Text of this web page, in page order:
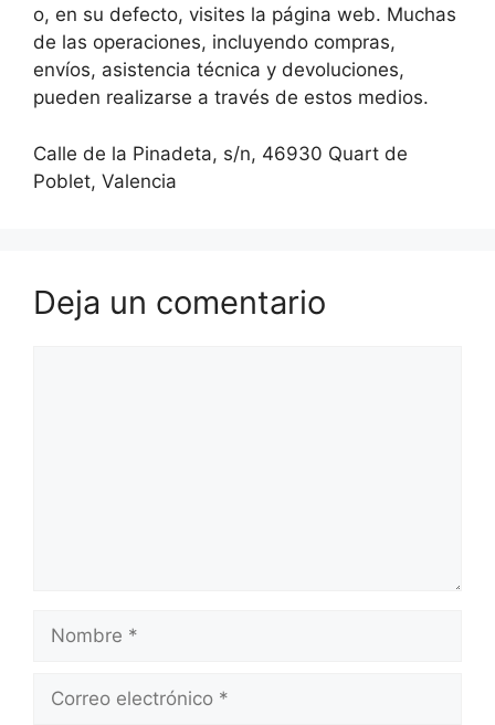
o, en su defecto, visites la página web. Muchas
de las operaciones, incluyendo compras,
envíos, asistencia técnica y devoluciones,
pueden realizarse a través de estos medios.
Calle de la Pinadeta, s/n, 46930 Quart de
Poblet, Valencia
Deja un comentario
electrónico